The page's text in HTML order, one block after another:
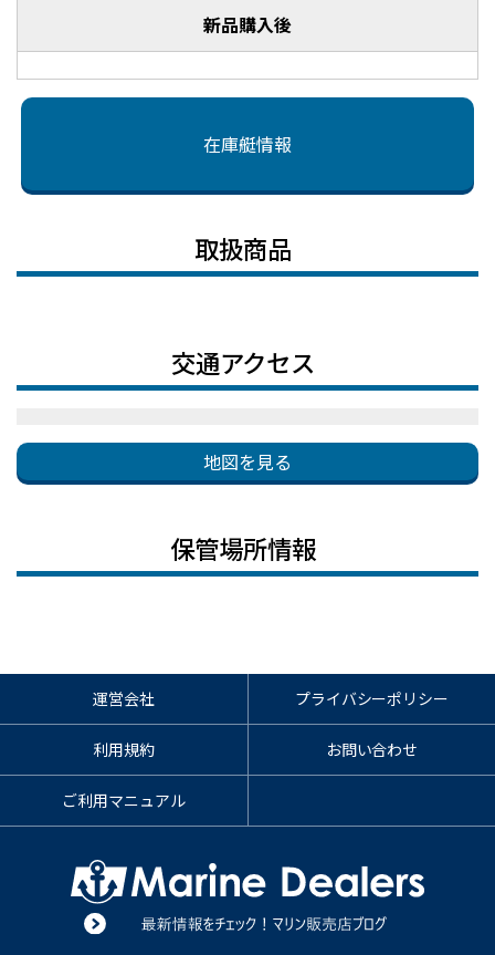
新品購入後
在庫艇情報
取扱商品
交通アクセス
地図を見る
保管場所情報
運営会社 プライバシーポリシー
利用規約 お問い合わせ
ご利用マニュアル